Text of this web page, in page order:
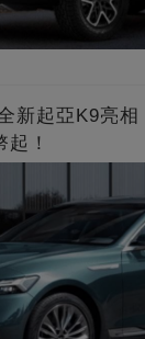
新起亞K9亮相
！